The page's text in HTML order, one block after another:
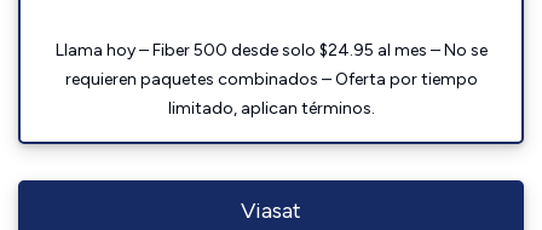
Llama hoy – Fiber 500 desde solo $24.95 al mes – No se
requieren paquetes combinados – Oferta por tiempo
limitado, aplican términos.
Viasat